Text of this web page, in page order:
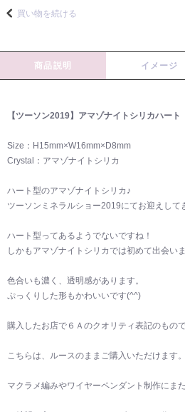
買い物を続ける
商品説明 イメージ
【ツーソン2019】アマゾナイトシリカハート
Size：H15mm×W16mm×D8mm
Crystal：アマゾナイトシリカ
ハート型のアマゾナイトシリカ♪
ツーソンミネラルショー2019にてお迎えして
ハート型ってあるようでないですね！
しかもアマゾナイトシリカでは初めて出会い
色合いも濃く、透明感があります。
ぷっくりした形もかわいいです(^^)
購入したお店で６Ａのクオリティ表記のもので
こちらは、ルースのままご購入いただけます。
マクラメ編みやワイヤーペンダント制作にま